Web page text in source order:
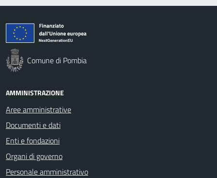
Comune di Pombia
AMMINISTRAZIONE
Aree amministrative
Documenti e dati
Enti e fondazioni
Organi di governo
Personale amministrativo